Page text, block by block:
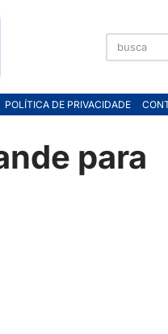
POLÍTICA DE PRIVACIDADE
para